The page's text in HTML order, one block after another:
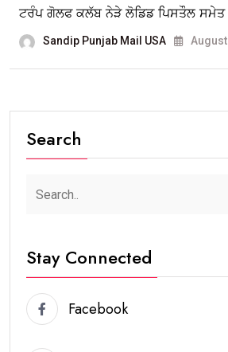
ਟਰੰਪ ਗੋਲਫ ਕਲੱਬ ਨੇੜੇ ਲੋਡਿਡ ਪਿਸਤੌਲ ਸਮੇਤ
Sandip Punjab Mail USA
Search
Stay Connected
Facebook